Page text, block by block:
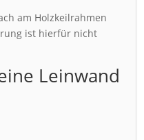
am Holzkeilrahmen
ist hierfür nicht
Leinwand